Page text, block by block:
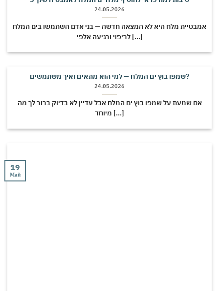
24.05.2026
אמבטיית מלח היא לא המצאה חדשה — בני אדם השתמשו בים המלח
לריפוי ורגיעה אלפי [...]
שמפו בוץ ים המלח — למי הוא מתאים ואיך משתמשים?
24.05.2026
אם שמעת על שמפו בוץ ים המלח אבל עדיין לא בדיוק ברור לך מה
מיוחד [...]
19
Май